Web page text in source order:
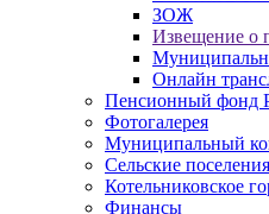
ЗОЖ
Извещение о
Онлайн
Пенсионный фонд
Фотогалерея
Муниципальный
Сельские поселения
Котельниковское
Финансы